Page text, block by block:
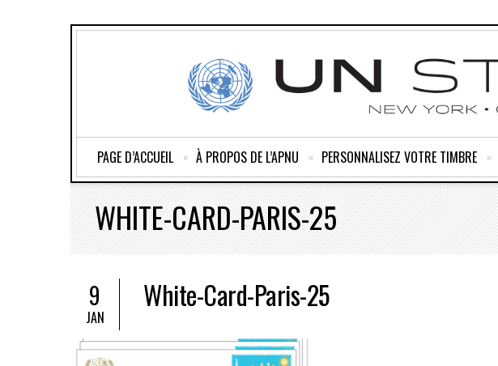
PAGE D’ACCUEIL À PROPOS DE L’APNU PERSONNALISEZ VOTRE TIMBRE
WHITE-CARD-PARIS-25
9
JAN
White-Card-Paris-25